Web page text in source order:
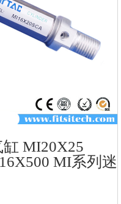
MI20X25
MI系列迷